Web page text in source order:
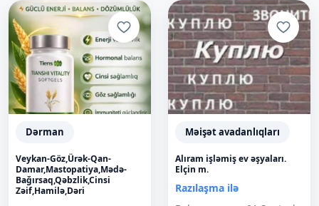
Dərman
Veykan-Göz,Ürək-Qan-
Damar,Mastopatiya,Mədə-
Bağırsaq,Qəbzlik,Cinsi
Zəif,Hamilə,Dəri
Məişət avadanlıqları
Alıram işləmiş ev əşyaları.
Elçin m.
Razılaşma ilə